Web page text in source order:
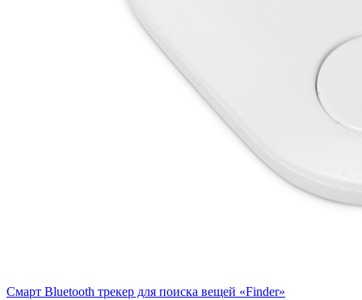
Смарт Bluetooth трекер для поиска вещей «Finder»